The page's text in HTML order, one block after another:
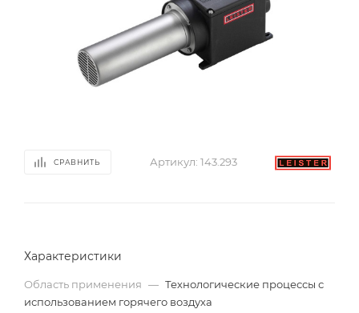
СРАВНИТЬ Артикул: 143.293
Характеристики
Область применения — Технологические процессы с
использованием горячего воздуха